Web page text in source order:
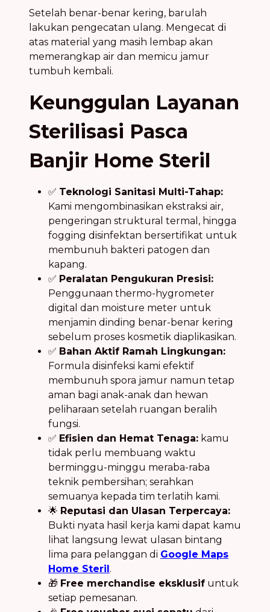
Setelah benar-benar kering, barulah
lakukan pengecatan ulang. Mengecat di
atas material yang masih lembap akan
memerangkap air dan memicu jamur
tumbuh kembali.
Keunggulan Layanan
Sterilisasi Pasca
Banjir Home Steril
✅ Teknologi Sanitasi Multi-Tahap:
Kami mengombinasikan ekstraksi air,
pengeringan struktural termal, hingga
fogging disinfektan bersertifikat untuk
membunuh bakteri patogen dan
kapang.
✅ Peralatan Pengukuran Presisi:
Penggunaan thermo-hygrometer
digital dan moisture meter untuk
menjamin dinding benar-benar kering
sebelum proses kosmetik diaplikasikan.
✅ Bahan Aktif Ramah Lingkungan:
Formula disinfeksi kami efektif
membunuh spora jamur namun tetap
aman bagi anak-anak dan hewan
peliharaan setelah ruangan beralih
fungsi.
✅ Efisien dan Hemat Tenaga: kamu
tidak perlu membuang waktu
berminggu-minggu meraba-raba
teknik pembersihan; serahkan
semuanya kepada tim terlatih kami.
🌟 Reputasi dan Ulasan Terpercaya:
Bukti nyata hasil kerja kami dapat kamu
lihat langsung lewat ulasan bintang
lima para pelanggan di Google Maps
Home Steril.
🎁 Free merchandise eksklusif untuk
setiap pemesanan.